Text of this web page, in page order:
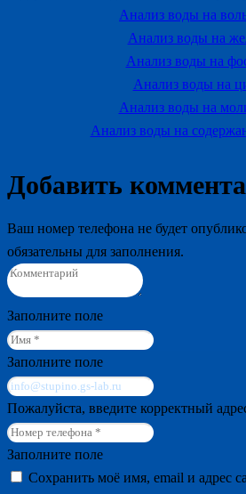
Анализ воды на
Анализ воды на
Анализ воды на
Анализ воды на
Анализ воды на
Анализ воды на
Добавить
Ваш номер телефона не будет
обязательны для заполнения.
Заполните поле
Заполните поле
Пожалуйста, введите корректный
Заполните поле
Сохранить моё имя, email и адрес